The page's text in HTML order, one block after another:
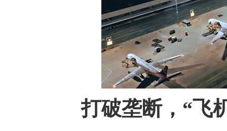
打破垄断，“飞